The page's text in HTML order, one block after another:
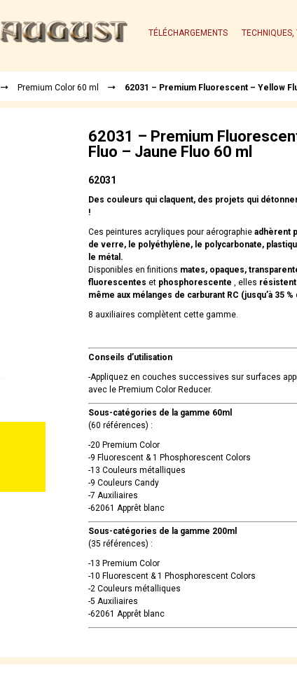
TÉLÉCHARGEMENTS TECHNIQUES,
Premium Color 60 ml 62031 – Premium Fluorescent – Yellow
62031 – Premium
Fluo – Jaune Fluo 60 ml
62031
Des couleurs qui claquent, des projets qui
!
Ces peintures acryliques pour aérographie adhèrent
de verre, le polyéthylène, le polycarbonate,
le métal.
Disponibles en finitions mates, opaques,
fluorescentes et phosphorescente , elles résistent
même aux mélanges de carburant RC (jusqu’à 35
8 auxiliaires complètent cette gamme.
Conseils d’utilisation
-Appliquez en couches successives sur surfaces
avec le Premium Color Reducer.
Sous-catégories de la gamme 60ml
(60 références) :
-20 Premium Color
-9 Fluorescent & 1 Phosphorescent Colors
-13 Couleurs métalliques
-9 Couleurs Candy
-7 Auxiliaires
-62061 Apprêt blanc
Sous-catégories de la gamme 200ml
(35 références) :
-13 Premium Color
-10 Fluorescent & 1 Phosphorescent Colors
-2 Couleurs métalliques
-5 Auxiliaires
-62061 Apprêt blanc